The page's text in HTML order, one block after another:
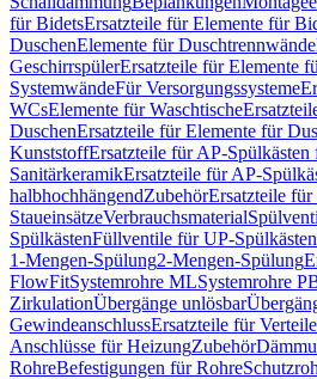
für BidetsErsatzteile für Elemente für
DuschenElemente für Duschtrennwände
GeschirrspülerErsatzteile für Elemente
SystemwändeFür Versorgungssysteme
WCsElemente für Waschtische
DuschenErsatzteile für Elemente für
KunststoffErsatzteile für AP-
SanitärkeramikErsatzteile für AP-
halbhochhängendZubehörErsatzteile
StaueinsätzeVerbrauchsmaterial
SpülkästenFüllventile für UP-Spülkästen
1-Mengen-Spülung2-Mengen-Spülung
FlowFitSystemrohre MLSystemrohre
ZirkulationÜbergänge unlösbar
GewindeanschlussErsatzteile für
Anschlüsse für HeizungZubehör
RohreBefestigungen für Rohre